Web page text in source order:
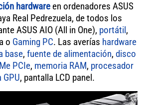
hardware en ordenadores ASUS
Real Pedrezuela, de todos los
ASUS AIO (All in One), portátil,
o Gaming PC. Las averías hardware
base, fuente de alimentación, disco
PCIe, memoria RAM, procesador
, pantalla LCD panel.